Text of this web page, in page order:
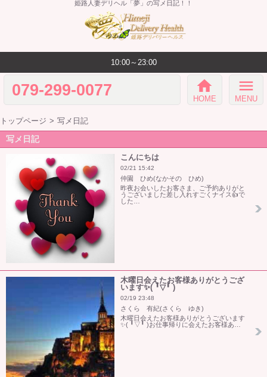
姫路人妻デリヘル「夢」の写メ日記！！
10:00～23:00
079-299-0077 home
HOME
menu
MENU
トップページ 写メ日記
写メ日記
こんにちは
02/21 15:42
仲園 ひめ(なかその ひめ)
昨夜お会いしたお客さま、ご予約ありがと
うございました差し入れすごくナイス👍で
した…
木曜日会えたお客様ありがとうござ
います✨(⁠ ⁠╹⁠▽⁠╹⁠ ⁠)
02/19 23:48
さくら 有紀(さくら ゆき)
木曜日会えたお客様ありがとうございます
✨(⁠ ⁠╹⁠▽⁠╹⁠ ⁠)お仕事帰りに会えたお客様あ…